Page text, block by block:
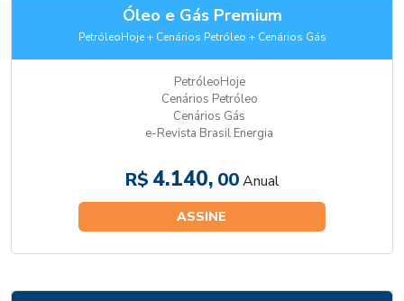
Óleo e Gás Premium
PetróleoHoje + Cenários Petróleo + Cenários Gás
PetróleoHoje
Cenários Petróleo
Cenários Gás
e-Revista Brasil Energia
R$ 4.140, 00 Anual
ASSINE